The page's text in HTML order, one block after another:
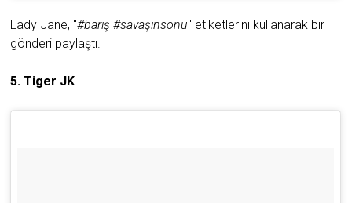
Lady Jane, "#barış #savaşınsonu" etiketlerini kullanarak bir
gönderi paylaştı.
5. Tiger JK